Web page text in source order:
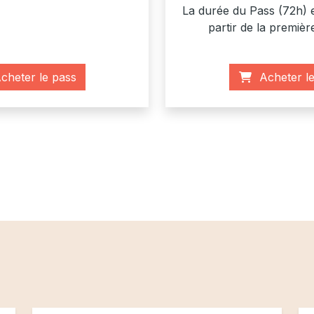
le pass
La durée du Pass (72h)
partir de la
Acheter